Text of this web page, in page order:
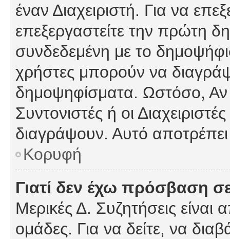
έναν Διαχειριστή. Για να
επεξεργαστείτε την πρώτη
συνδεδεμένη με το
χρήστες μπορούν να
δημοψηφίσματα. Ωστόσο, Αν
Συντονιστές ή οι
διαγράψουν. Αυτό
Κορυφή
Γιατί δεν έχω πρόσβαση
Μερικές Δ. Συζητήσεις είναι
ομάδες. Για να δείτε, να